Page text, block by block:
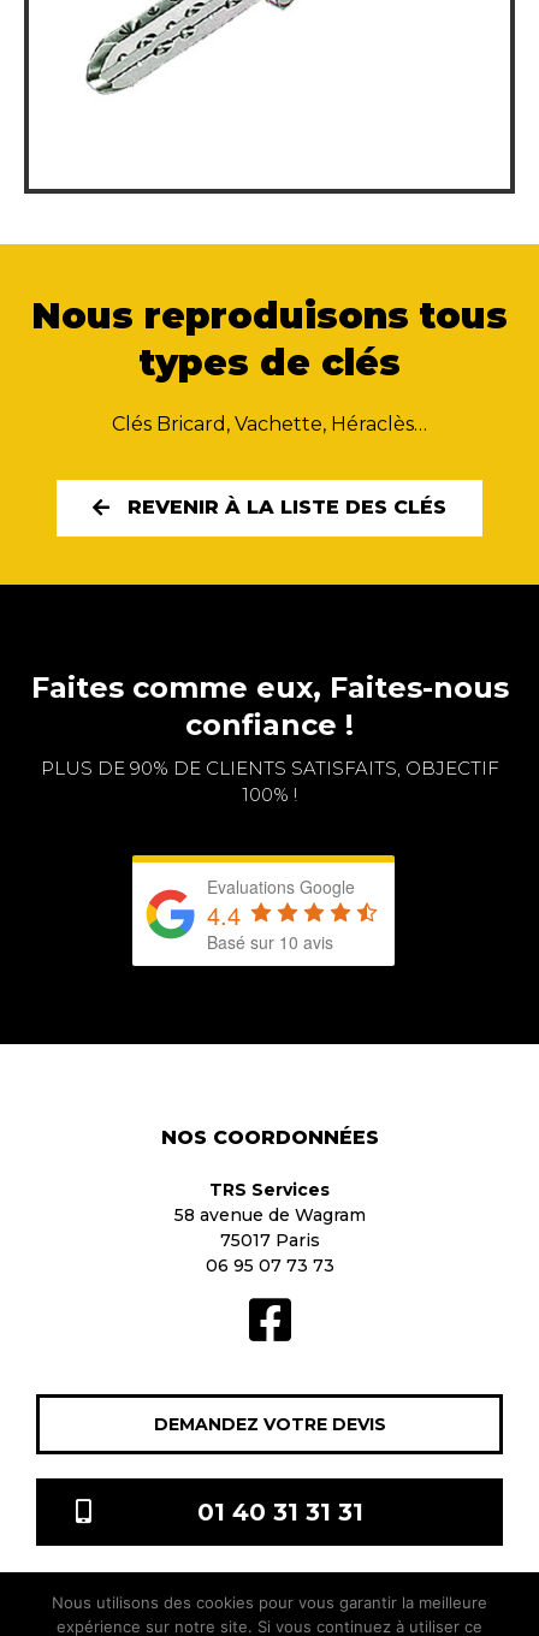
Nous reproduisons tous
types de clés
Clés Bricard, Vachette, Héraclès…
REVENIR À LA LISTE DES CLÉS
Faites comme eux, Faites-nous
confiance !
PLUS DE 90% DE CLIENTS SATISFAITS, OBJECTIF
100% !
Evaluations Google
4.4
Basé sur 10 avis
NOS COORDONNÉES
TRS Services
58 avenue de Wagram
75017 Paris
06 95 07 73 73
DEMANDEZ VOTRE DEVIS
01 40 31 31 31
TRS Services © 2021 Tous droits réservés | Mentions légales
Nous utilisons des cookies pour vous garantir la meilleure
expérience sur notre site. Si vous continuez à utiliser ce